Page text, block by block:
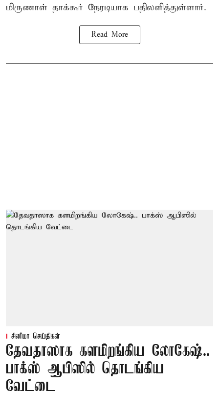
மிருணாள் தாக்கூர் நேரடியாக பதிலளித்துள்ளார்.
Read More
சினிமா செய்திகள்
தேவதாஸாக களமிறங்கிய லோகேஷ்..
பாக்ஸ் ஆபிஸில் தொடங்கிய
வேட்டை